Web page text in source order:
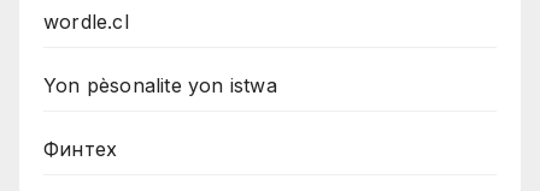
wordle.cl
Yon pèsonalite yon istwa
Финтех